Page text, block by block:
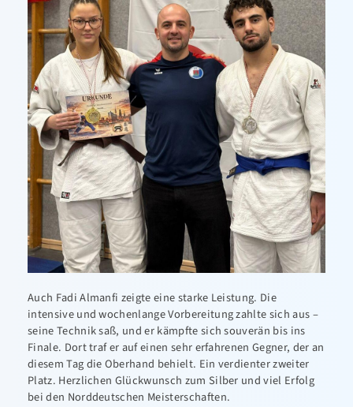
Auch Fadi Almanfi zeigte eine starke Leistung. Die
intensive und wochenlange Vorbereitung zahlte sich aus –
seine Technik saß, und er kämpfte sich souverän bis ins
Finale. Dort traf er auf einen sehr erfahrenen Gegner, der an
diesem Tag die Oberhand behielt. Ein verdienter zweiter
Platz. Herzlichen Glückwunsch zum Silber und viel Erfolg
bei den Norddeutschen Meisterschaften.